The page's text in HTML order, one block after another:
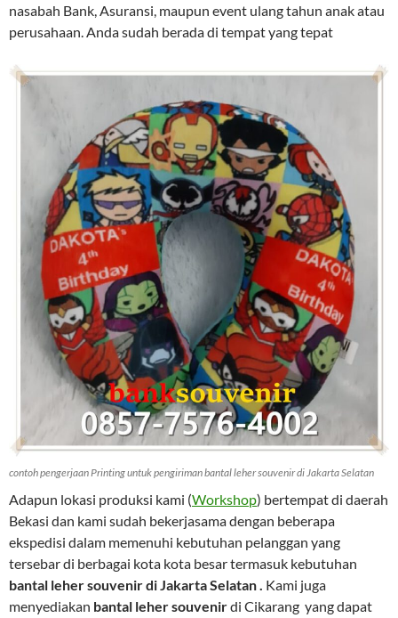
nasabah Bank, Asuransi, maupun event ulang tahun anak atau
perusahaan. Anda sudah berada di tempat yang tepat
contoh pengerjaan Printing untuk pengiriman bantal leher souvenir di Jakarta Selatan
Adapun lokasi produksi kami (Workshop) bertempat di daerah
Bekasi dan kami sudah bekerjasama dengan beberapa
ekspedisi dalam memenuhi kebutuhan pelanggan yang
tersebar di berbagai kota kota besar termasuk kebutuhan
bantal leher souvenir di Jakarta Selatan . Kami juga
menyediakan bantal leher souvenirdi Cikarang yang dapat